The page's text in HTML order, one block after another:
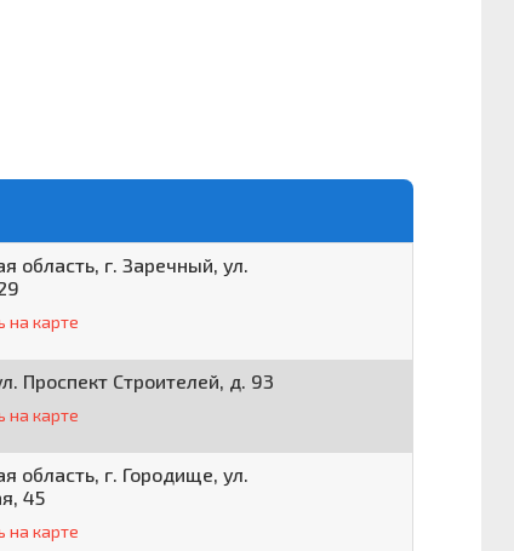
область, г. Заречный, ул.
на карте
Проспект Строителей, д. 93
на карте
область, г. Городище, ул.
45
на карте